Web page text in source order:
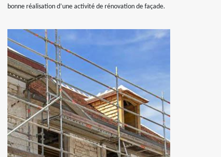
bonne réalisation d’une activité de rénovation de façade.